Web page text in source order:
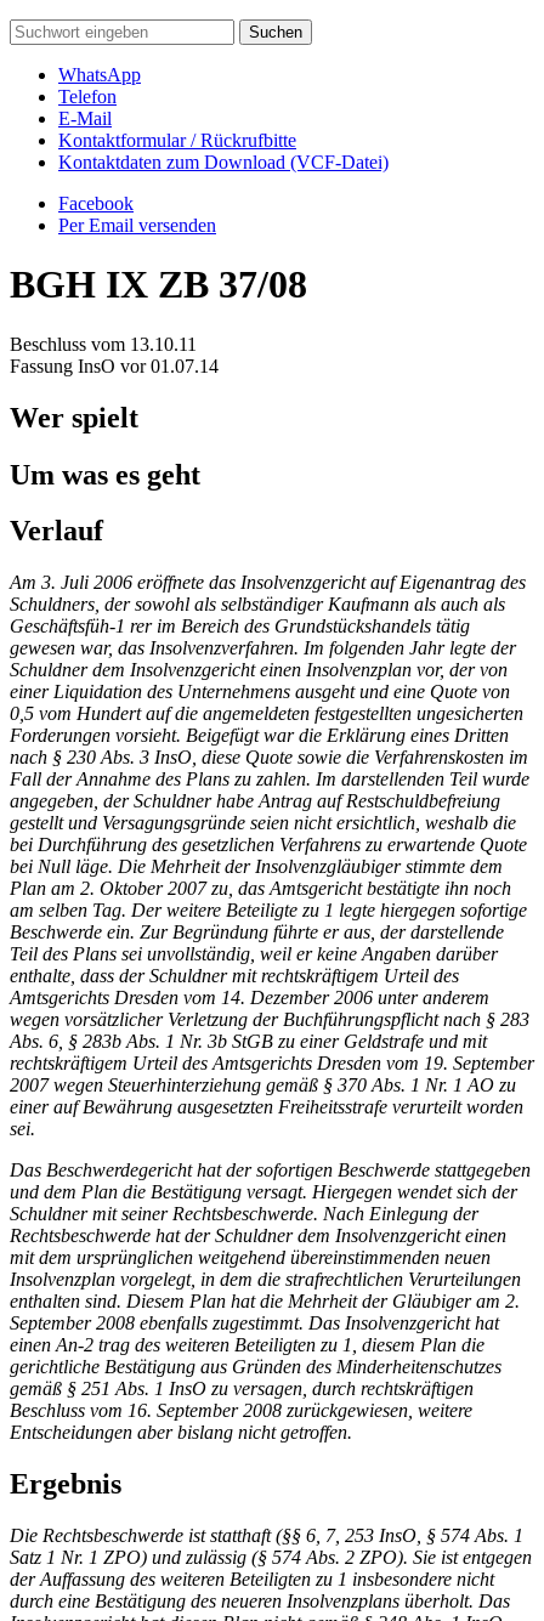
WhatsApp
Telefon
E-Mail
Kontaktformular / Rückrufbitte
Kontaktdaten zum Download (VCF-Datei)
Facebook
Per Email versenden
BGH IX ZB 37/08
Beschluss vom 13.10.11
Fassung InsO vor 01.07.14
Wer spielt
Um was es geht
Verlauf
Am 3. Juli 2006 eröffnete das Insolvenzgericht auf Eigenantrag des
Schuldners, der sowohl als selbständiger Kaufmann als auch als
Geschäftsfüh-1 rer im Bereich des Grundstückshandels tätig
gewesen war, das Insolvenzverfahren. Im folgenden Jahr legte der
Schuldner dem Insolvenzgericht einen Insolvenzplan vor, der von
einer Liquidation des Unternehmens ausgeht und eine Quote von
0,5 vom Hundert auf die angemeldeten festgestellten ungesicherten
Forderungen vorsieht. Beigefügt war die Erklärung eines Dritten
nach § 230 Abs. 3 InsO, diese Quote sowie die Verfahrenskosten im
Fall der Annahme des Plans zu zahlen. Im darstellenden Teil wurde
angegeben, der Schuldner habe Antrag auf Restschuldbefreiung
gestellt und Versagungsgründe seien nicht ersichtlich, weshalb die
bei Durchführung des gesetzlichen Verfahrens zu erwartende Quote
bei Null läge. Die Mehrheit der Insolvenzgläubiger stimmte dem
Plan am 2. Oktober 2007 zu, das Amtsgericht bestätigte ihn noch
am selben Tag. Der weitere Beteiligte zu 1 legte hiergegen sofortige
Beschwerde ein. Zur Begründung führte er aus, der darstellende
Teil des Plans sei unvollständig, weil er keine Angaben darüber
enthalte, dass der Schuldner mit rechtskräftigem Urteil des
Amtsgerichts Dresden vom 14. Dezember 2006 unter anderem
wegen vorsätzlicher Verletzung der Buchführungspflicht nach § 283
Abs. 6, § 283b Abs. 1 Nr. 3b StGB zu einer Geldstrafe und mit
rechtskräftigem Urteil des Amtsgerichts Dresden vom 19. September
2007 wegen Steuerhinterziehung gemäß § 370 Abs. 1 Nr. 1 AO zu
einer auf Bewährung ausgesetzten Freiheitsstrafe verurteilt worden
sei.
Das Beschwerdegericht hat der sofortigen Beschwerde stattgegeben
und dem Plan die Bestätigung versagt. Hiergegen wendet sich der
Schuldner mit seiner Rechtsbeschwerde. Nach Einlegung der
Rechtsbeschwerde hat der Schuldner dem Insolvenzgericht einen
mit dem ursprünglichen weitgehend übereinstimmenden neuen
Insolvenzplan vorgelegt, in dem die strafrechtlichen Verurteilungen
enthalten sind. Diesem Plan hat die Mehrheit der Gläubiger am 2.
September 2008 ebenfalls zugestimmt. Das Insolvenzgericht hat
einen An-2 trag des weiteren Beteiligten zu 1, diesem Plan die
gerichtliche Bestätigung aus Gründen des Minderheitenschutzes
gemäß § 251 Abs. 1 InsO zu versagen, durch rechtskräftigen
Beschluss vom 16. September 2008 zurückgewiesen, weitere
Entscheidungen aber bislang nicht getroffen.
Ergebnis
Die Rechtsbeschwerde ist statthaft (§§ 6, 7, 253 InsO, § 574 Abs. 1
Satz 1 Nr. 1 ZPO) und zulässig (§ 574 Abs. 2 ZPO). Sie ist entgegen
der Auffassung des weiteren Beteiligten zu 1 insbesondere nicht
durch eine Bestätigung des neueren Insolvenzplans überholt. Das